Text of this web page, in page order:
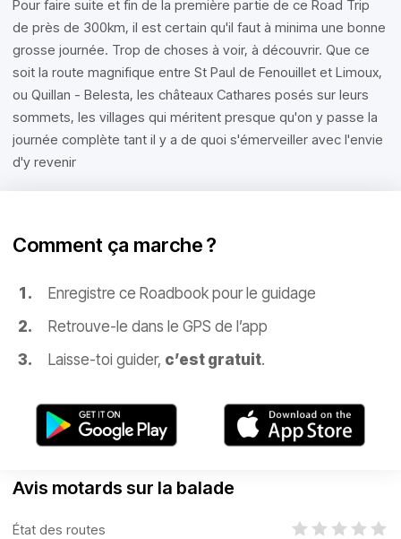
Pour faire suite et fin de la première partie de ce Road Trip
de près de 300km, il est certain qu'il faut à minima une bonne
grosse journée. Trop de choses à voir, à découvrir. Que ce
soit la route magnifique entre St Paul de Fenouillet et Limoux,
ou Quillan - Belesta, les châteaux Cathares posés sur leurs
sommets, les villages qui méritent presque qu'on y passe la
journée complète tant il y a de quoi s'émerveiller avec l'envie
d'y revenir
Comment ça marche ?
Enregistre ce Roadbook pour le guidage
Retrouve-le dans le GPS de l’app
Laisse-toi guider, c’est gratuit.
Avis motards sur la balade
État des routes